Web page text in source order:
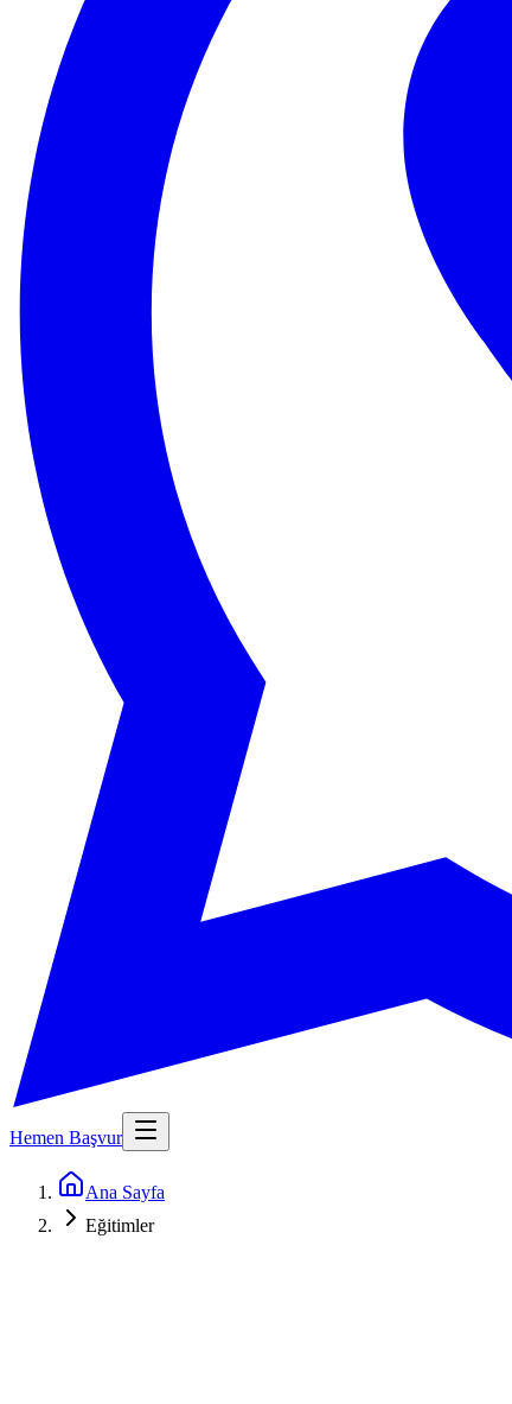
Hemen Başvur
Ana Sayfa
Eğitimler